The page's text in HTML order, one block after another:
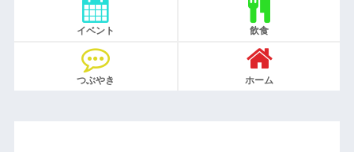
イベント 飲食
つぶやき ホーム